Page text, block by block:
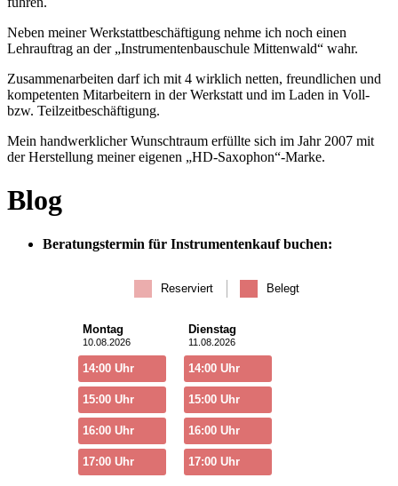
Neben meiner Werkstattbeschäftigung nehme ich noch einen
Lehrauftrag an der „Instrumentenbauschule Mittenwald“ wahr.
Zusammenarbeiten darf ich mit 4 wirklich netten, freundlichen und
kompetenten Mitarbeitern in der Werkstatt und im Laden in Voll-
bzw. Teilzeitbeschäftigung.
Mein handwerklicher Wunschtraum erfüllte sich im Jahr 2007 mit
der Herstellung meiner eigenen „HD-Saxophon“-Marke.
Blog
Beratungstermin für Instrumentenkauf buchen:
Reserviert Belegt
Montag
10.08.2026
14:00 Uhr
15:00 Uhr
16:00 Uhr
17:00 Uhr
Dienstag
11.08.2026
14:00 Uhr
15:00 Uhr
16:00 Uhr
17:00 Uhr